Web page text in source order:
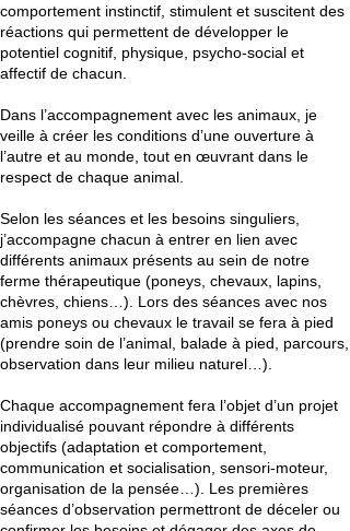
comportement instinctif, stimulent et suscitent des
réactions qui permettent de développer le
potentiel cognitif, physique, psycho-social et
affectif de chacun.
Dans l’accompagnement avec les animaux, je
veille à créer les conditions d’une ouverture à
l’autre et au monde, tout en œuvrant dans le
respect de chaque animal.
Selon les séances et les besoins singuliers,
j’accompagne chacun à entrer en lien avec
différents animaux présents au sein de notre
ferme thérapeutique (poneys, chevaux, lapins,
chèvres, chiens…). Lors des séances avec nos
amis poneys ou chevaux le travail se fera à pied
(prendre soin de l’animal, balade à pied, parcours,
observation dans leur milieu naturel…).
Chaque accompagnement fera l’objet d’un projet
individualisé pouvant répondre à différents
objectifs (adaptation et comportement,
communication et socialisation, sensori-moteur,
organisation de la pensée…). Les premières
séances d’observation permettront de déceler ou